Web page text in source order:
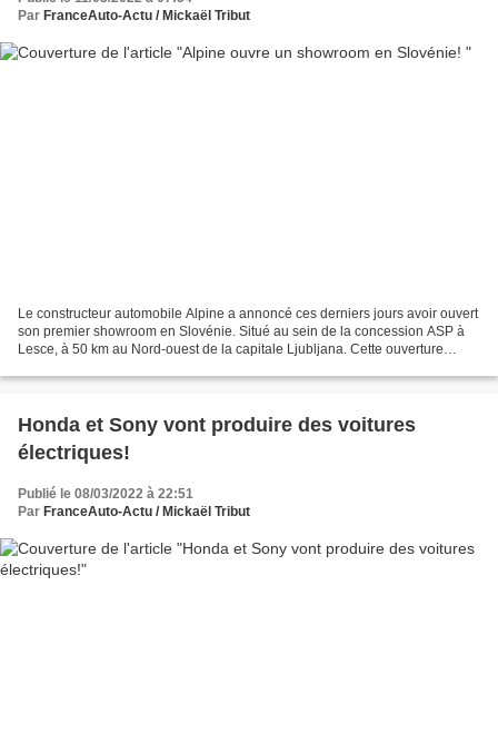
Par FranceAuto-Actu / Mickaël Tribut
Le constructeur automobile Alpine a annoncé ces derniers jours avoir ouvert
son premier showroom en Slovénie. Situé au sein de la concession ASP à
Lesce, à 50 km au Nord-ouest de la capitale Ljubljana. Cette ouverture
Honda et Sony vont produire des voitures
électriques!
Publié le 08/03/2022 à 22:51
Par FranceAuto-Actu / Mickaël Tribut